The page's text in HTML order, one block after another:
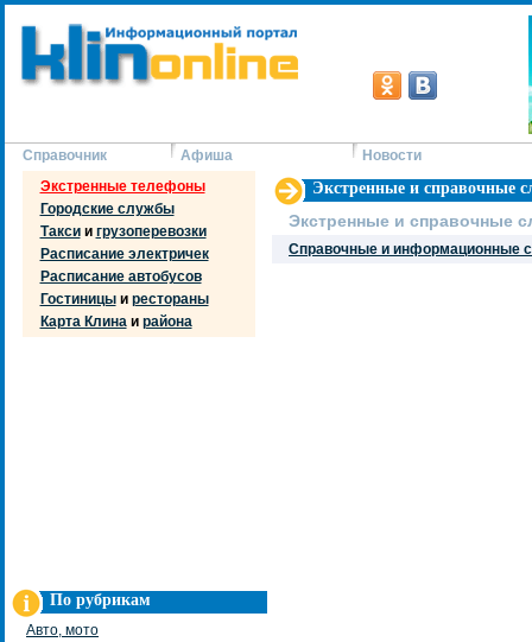
Справочник Афиша
Новости
Экстренные телефоны
Городские службы
Таксии грузоперевозки
Расписание электричек
Расписание автобусов
Гостиницыи рестораны
Карта Клинаи района
По рубрикам
Авто, мото
Экстренные и справочные
Экстренные и справочные
Справочные и информационные